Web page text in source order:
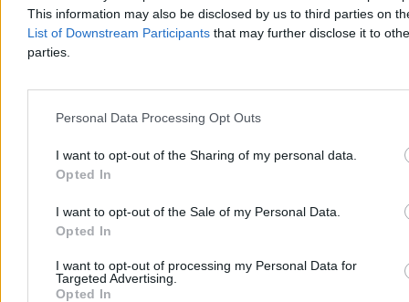
This information may also be disclosed by us to third parties on
List of Downstream Participants that may further disclose it to
parties.
Personal Data Processing Opt Outs
I want to opt-out of the Sharing of my personal data.
Opted In
I want to opt-out of the Sale of my Personal Data.
Opted In
I want to opt-out of processing my Personal Data for
Targeted Advertising.
Opted In
Krzysztof Jabłonowski
3 min
Reklama
Reklama